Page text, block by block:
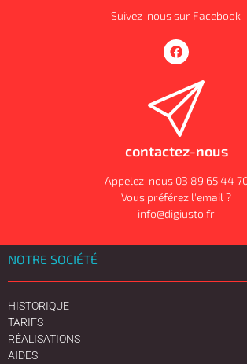
Suivez-nous sur Facebook
contactez-nous
Appelez-nous 03 89 65 44
Vous préférez l'email ?
info@digiusto.fr
NOTRE SOCIÉTÉ
HISTORIQUE
TARIFS
RÉALISATIONS
AIDES